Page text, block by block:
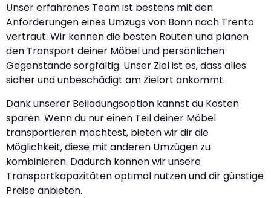
Unser erfahrenes Team ist bestens mit den
Anforderungen eines Umzugs von Bonn nach Trento
vertraut. Wir kennen die besten Routen und planen
den Transport deiner Möbel und persönlichen
Gegenstände sorgfältig. Unser Ziel ist es, dass alles
sicher und unbeschädigt am Zielort ankommt.
Dank unserer Beiladungsoption kannst du Kosten
sparen. Wenn du nur einen Teil deiner Möbel
transportieren möchtest, bieten wir dir die
Möglichkeit, diese mit anderen Umzügen zu
kombinieren. Dadurch können wir unsere
Transportkapazitäten optimal nutzen und dir günstige
Preise anbieten.